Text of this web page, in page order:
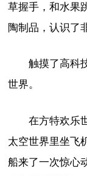
草握手，和水果
陶制品，认识
触摸了高科
世界。
在方特欢乐
太空世界里坐飞
船来了一次惊心